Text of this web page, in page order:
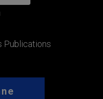
Publications